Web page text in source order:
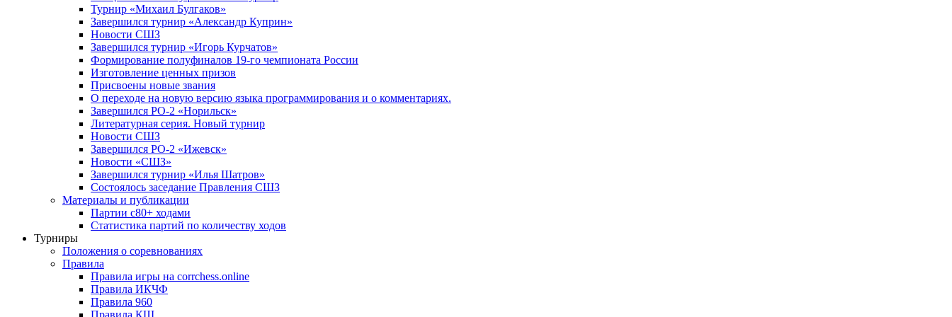
Турнир «Михаил Булгаков»
Завершился турнир «Александр Куприн»
Новости СШЗ
Завершился турнир «Игорь Курчатов»
Формирование полуфиналов 19-го чемпионата России
Изготовление ценных призов
Присвоены новые звания
О переходе на новую версию языка программирования и о комментариях.
Завершился РО-2 «Норильск»
Литературная серия. Новый турнир
Новости СШЗ
Завершился РО-2 «Ижевск»
Новости «СШЗ»
Завершился турнир «Илья Шатров»
Состоялось заседание Правления СШЗ
Материалы и публикации
Партии с80+ ходами
Статистика партий по количеству ходов
Турниры
Положения о соревнованиях
Правила
Правила игры на corrchess.online
Правила ИКЧФ
Правила 960
Правила КШ